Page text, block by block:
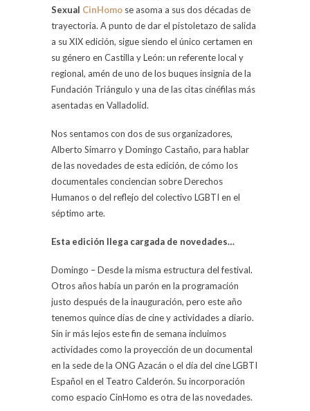
Sexual CinHomo se asoma a sus dos décadas de
trayectoria. A punto de dar el pistoletazo de salida
a su XIX edición, sigue siendo el único certamen en
su género en Castilla y León: un referente local y
regional, amén de uno de los buques insignia de la
Fundación Triángulo y una de las citas cinéfilas más
asentadas en Valladolid.
Nos sentamos con dos de sus organizadores,
Alberto Simarro y Domingo Castaño, para hablar
de las novedades de esta edición, de cómo los
documentales conciencian sobre Derechos
Humanos o del reflejo del colectivo LGBTI en el
séptimo arte.
Esta edición llega cargada de novedades…
Domingo – Desde la misma estructura del festival.
Otros años había un parón en la programación
justo después de la inauguración, pero este año
tenemos quince días de cine y actividades a diario.
Sin ir más lejos este fin de semana incluimos
actividades como la proyección de un documental
en la sede de la ONG Azacán o el día del cine LGBTI
Español en el Teatro Calderón. Su incorporación
como espacio CinHomo es otra de las novedades.